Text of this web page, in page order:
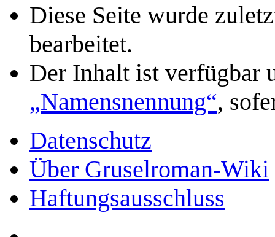
Diese Seite wurde
bearbeitet.
Der Inhalt ist verfügbar
„Namensnennung“,
Datenschutz
Über Gruselroman-Wiki
Haftungsausschluss